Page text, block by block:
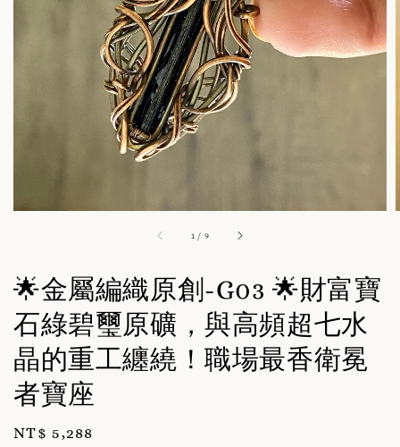
1 / 9
🌟金屬編織原創-G03 🌟財富寶
石綠碧璽原礦，與高頻超七水
晶的重工纏繞！職場最香衛冕
者寶座
Regular
NT$ 5,288